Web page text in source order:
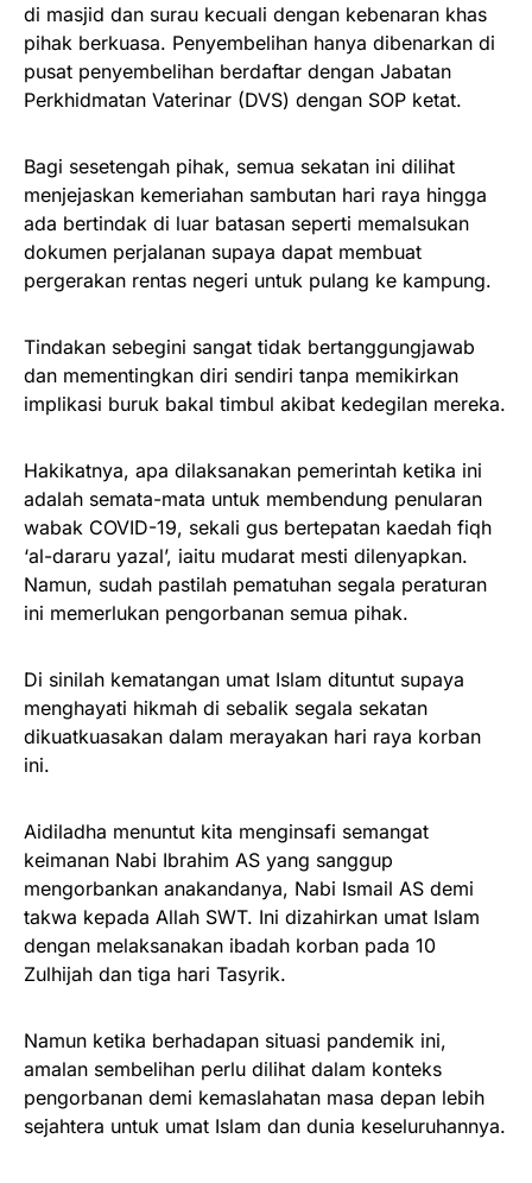
di masjid dan surau kecuali dengan kebenaran khas
pihak berkuasa. Penyembelihan hanya dibenarkan di
pusat penyembelihan berdaftar dengan Jabatan
Perkhidmatan Vaterinar (DVS) dengan SOP ketat.
Bagi sesetengah pihak, semua sekatan ini dilihat
menjejaskan kemeriahan sambutan hari raya hingga
ada bertindak di luar batasan seperti memalsukan
dokumen perjalanan supaya dapat membuat
pergerakan rentas negeri untuk pulang ke kampung.
Tindakan sebegini sangat tidak bertanggungjawab
dan mementingkan diri sendiri tanpa memikirkan
implikasi buruk bakal timbul akibat kedegilan mereka.
Hakikatnya, apa dilaksanakan pemerintah ketika ini
adalah semata-mata untuk membendung penularan
wabak COVID-19, sekali gus bertepatan kaedah fiqh
‘al-dararu yazal’, iaitu mudarat mesti dilenyapkan.
Namun, sudah pastilah pematuhan segala peraturan
ini memerlukan pengorbanan semua pihak.
Di sinilah kematangan umat Islam dituntut supaya
menghayati hikmah di sebalik segala sekatan
dikuatkuasakan dalam merayakan hari raya korban
ini.
Aidiladha menuntut kita menginsafi semangat
keimanan Nabi Ibrahim AS yang sanggup
mengorbankan anakandanya, Nabi Ismail AS demi
takwa kepada Allah SWT. Ini dizahirkan umat Islam
dengan melaksanakan ibadah korban pada 10
Zulhijah dan tiga hari Tasyrik.
Namun ketika berhadapan situasi pandemik ini,
amalan sembelihan perlu dilihat dalam konteks
pengorbanan demi kemaslahatan masa depan lebih
sejahtera untuk umat Islam dan dunia keseluruhannya.